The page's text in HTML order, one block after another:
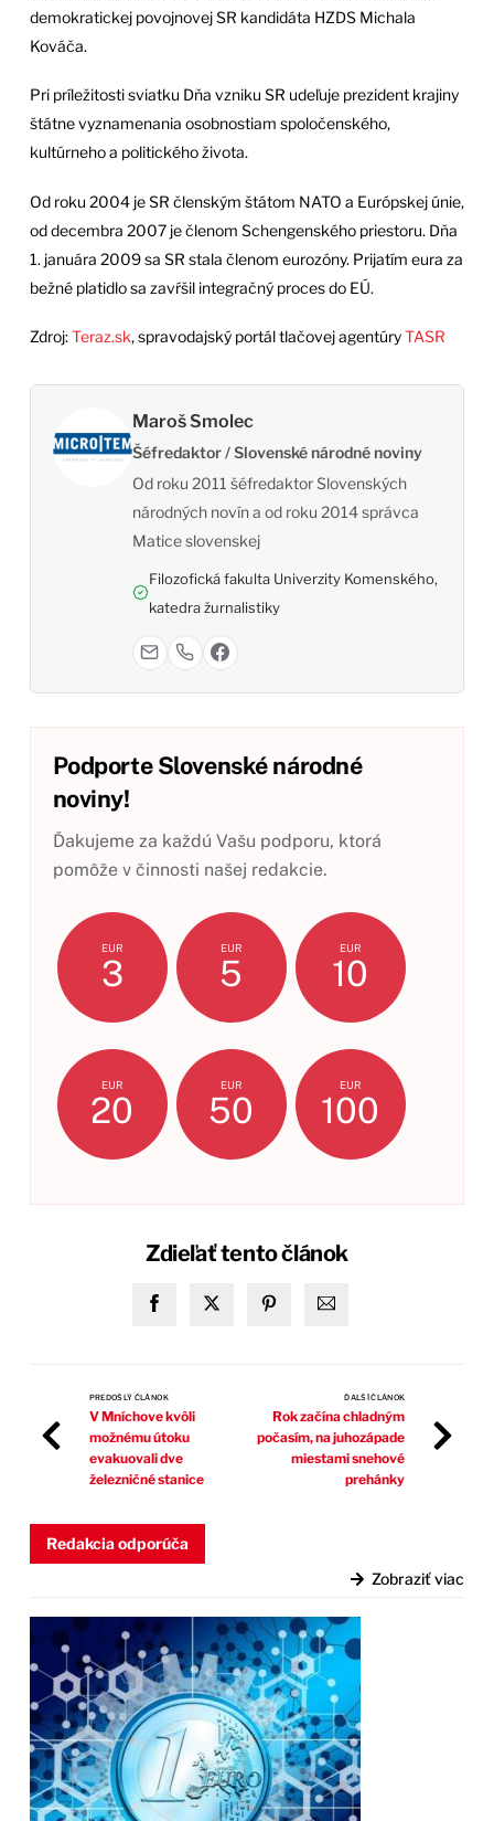
demokratickej povojnovej SR kandidáta HZDS Michala
Kováča.
Pri príležitosti sviatku Dňa vzniku SR udeľuje prezident krajiny
štátne vyznamenania osobnostiam spoločenského,
kultúrneho a politického života.
Od roku 2004 je SR členským štátom NATO a Európskej únie,
od decembra 2007 je členom Schengenského priestoru. Dňa
1. januára 2009 sa SR stala členom eurozóny. Prijatím eura za
bežné platidlo sa zavŕšil integračný proces do EÚ.
Zdroj:Teraz.sk, spravodajský portál tlačovej agentúryTASR
Maroš Smolec
Šéfredaktor / Slovenské národné noviny
Od roku 2011 šéfredaktor Slovenských
národných novín a od roku 2014 správca
Matice slovenskej
Filozofická fakulta Univerzity Komenského,
katedra žurnalistiky
Podporte Slovenské národné
noviny!
Ďakujeme za každú Vašu podporu, ktorá
pomôže v činnosti našej redakcie.
EUR
3
EUR
5
EUR
10
EUR
20
EUR
50
EUR
100
Zdieľať tento článok
PREDOŠLÝ ČLÁNOK
V Mníchove kvôli
možnému útoku
evakuovali dve
železničné stanice
ĎALŠÍ ČLÁNOK
Rok začína chladným
počasím, na juhozápade
miestami snehové
prehánky
Redakcia odporúča
Zobraziť viac